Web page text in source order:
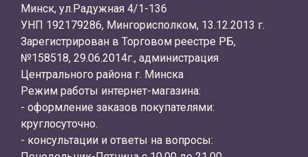
Минск, ул.Радужная 4/1-136
УНП 192179286, Мингорисполком, 13.12.2013 г.
Зарегистрирован в Торговом реестре РБ,
№158518, 29.06.2014г., администрация
Центрального района г. Минска
Режим работы интернет-магазина:
- оформление заказов покупателями:
круглосуточно.
- консультации и ответы на вопросы: